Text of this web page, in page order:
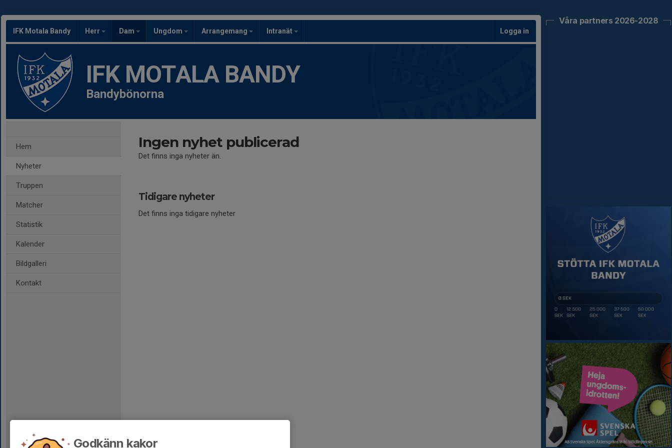
IFK Motala Bandy Herr Dam Ungdom Arrangemang Intranät Logga in
IFK MOTALA BANDY
Bandybönorna
Hem
Nyheter
Truppen
Matcher
Statistik
Kalender
Bildgalleri
Kontakt
Ingen nyhet publicerad
Det finns inga nyheter än.
Tidigare nyheter
Det finns inga tidigare nyheter
Våra partners 2026-2028
Godkänn kakor